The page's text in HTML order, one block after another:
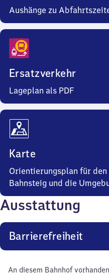
Aushänge zu
Ersatzverkehr
Lageplan als PDF
Karte
Orientierungsplan für den
Bahnsteig und die
Ausstattung
Barrierefreiheit
An diesem Bahnhof